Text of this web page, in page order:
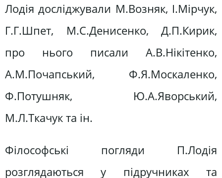
Лодія досліджували М.Возняк, І.Мірчук,
Г.Г.Шпет, М.С.Денисенко, Д.П.Кирик,
про нього писали А.В.Нікітенко,
А.М.Почапський, Ф.Я.Москаленко,
Ф.Потушняк, Ю.А.Яворський,
М.Л.Ткачук та ін.
Філософські погляди П.Лодія
розглядаються у підручниках та